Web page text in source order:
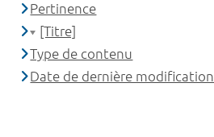
Pertinence
[Titre]
Type de contenu
Date de dernière modification